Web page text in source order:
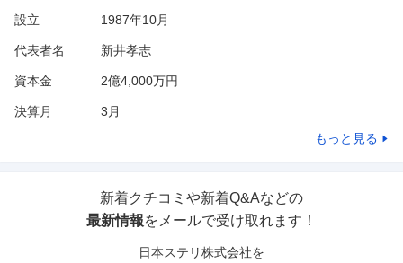
設立 1987年10月
代表者名 新井孝志
資本金 2億4,000万円
決算月 3 月
もっと見る
新着クチコミや新着Q&Aなどの
最新情報をメールで受け取れます！
日本ステリ株式会社を